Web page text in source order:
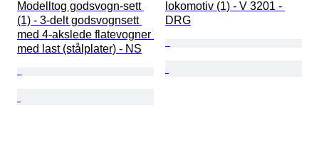
Modelltog godsvogn-sett
(1) - 3-delt godsvognsett
med 4-akslede flatevogner
med last (stålplater) - NS
lokomotiv (1) - V 3201 -
DRG